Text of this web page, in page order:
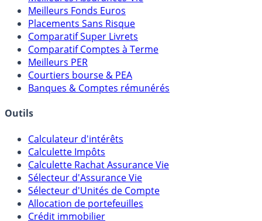
Meilleures Assurances-Vie
Meilleurs Fonds Euros
Placements Sans Risque
Comparatif Super Livrets
Comparatif Comptes à Terme
Meilleurs PER
Banques & Comptes rémunérés
Outils
Calculateur d'intérêts
Calculette Impôts
Calculette Rachat Assurance Vie
Sélecteur d'Assurance Vie
Sélecteur d'Unités de Compte